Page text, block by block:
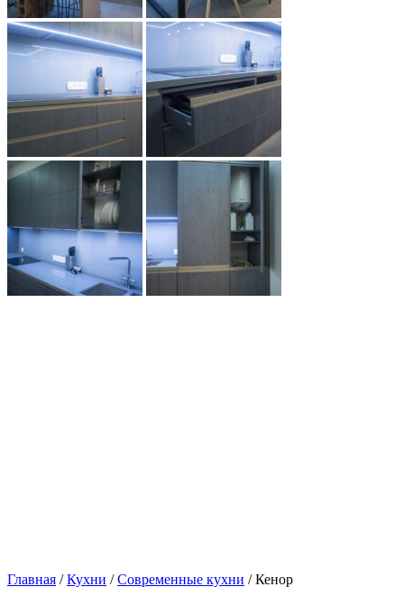
Главная /Кухни /Современные кухни / Кенор